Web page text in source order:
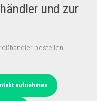
und zur
bestellen.
aufnehmen